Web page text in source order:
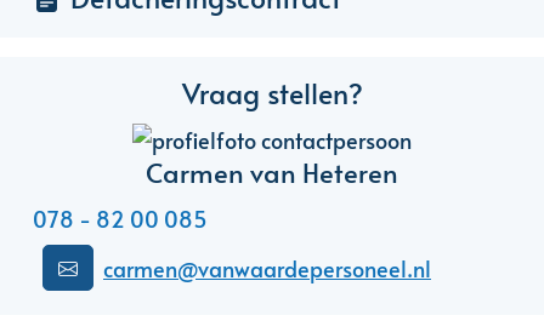
Vraag stellen?
Carmen van Heteren
078 - 82 00 085
carmen@vanwaardepersoneel.nl